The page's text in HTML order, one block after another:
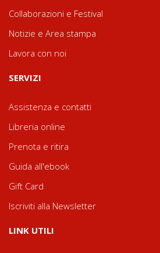
Collaborazioni e Festival
Notizie e Area stampa
Lavora con noi
SERVIZI
Assistenza e contatti
Libreria online
Prenota e ritira
Guida all'ebook
Gift Card
Iscriviti alla Newsletter
LINK UTILI